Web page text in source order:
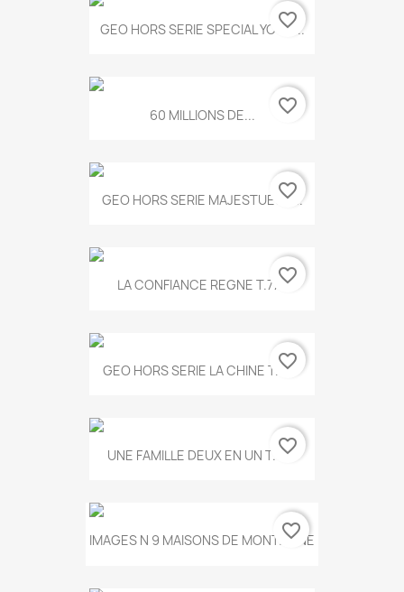
GEO HORS SERIE SPECIAL YOGA...
favorite_border
60 MILLIONS DE... favorite_border
GEO HORS SERIE MAJESTUEUX...
favorite_border
LA CONFIANCE REGNE T.778favorite_border
GEO HORS SERIE LA CHINE T.497
favorite_border
UNE FAMILLE DEUX EN UN T.675
favorite_border
IMAGES N 9 MAISONS DE MONTAGNE
favorite_border